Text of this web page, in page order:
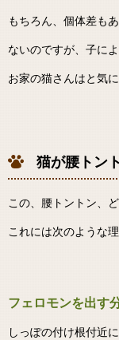
もちろん、個体差も
ないのですが、子に
お家の猫さんはと気
猫が腰トン
この、腰トントン、
これには次のような
フェロモンを出す
しっぽの付け根付近